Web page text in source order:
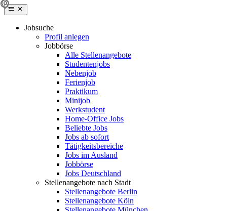
Jobsuche
Profil anlegen
Jobbörse
Alle Stellenangebote
Studentenjobs
Nebenjob
Ferienjob
Praktikum
Minijob
Werkstudent
Home-Office Jobs
Beliebte Jobs
Jobs ab sofort
Tätigkeitsbereiche
Jobs im Ausland
Jobbörse
Jobs Deutschland
Stellenangebote nach Stadt
Stellenangebote Berlin
Stellenangebote Köln